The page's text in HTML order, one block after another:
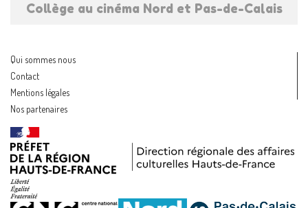
Collège au cinéma Nord et Pas-de-Calais
Qui sommes nous
Contact
Mentions légales
Nos partenaires